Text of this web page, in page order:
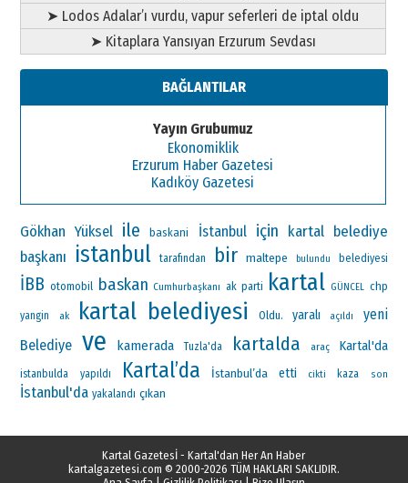
➤ Lodos Adalar’ı vurdu, vapur seferleri de iptal oldu
➤ Kitaplara Yansıyan Erzurum Sevdası
BAĞLANTILAR
Yayın Grubumuz
Ekonomiklik
Erzurum Haber Gazetesi
Kadıköy Gazetesi
Gökhan Yüksel ile baskani İstanbul için kartal belediye
başkanı istanbul tarafından bir maltepe bulundu belediyesi
İBB otomobil baskan Cumhurbaşkanı ak parti kartal GÜNCEL chp
yangin ak kartal belediyesi Oldu. yaralı açıldı
yeni
Belediye ve kamerada Tuzla'da kartalda araç Kartal'da
istanbulda yapıldı Kartal’da İstanbul’da etti cikti kaza son
İstanbul'da yakalandı çıkan
Kartal Gazetesİ - Kartal'dan Her An Haber
kartalgazetesi.com © 2000-2026 TÜM HAKLARI SAKLIDIR.